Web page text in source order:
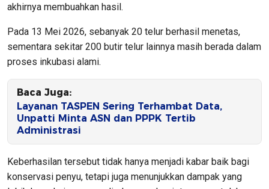
akhirnya membuahkan hasil.
Pada 13 Mei 2026, sebanyak 20 telur berhasil menetas,
sementara sekitar 200 butir telur lainnya masih berada dalam
proses inkubasi alami.
Baca Juga:
Layanan TASPEN Sering Terhambat Data,
Unpatti Minta ASN dan PPPK Tertib
Administrasi
Keberhasilan tersebut tidak hanya menjadi kabar baik bagi
konservasi penyu, tetapi juga menunjukkan dampak yang